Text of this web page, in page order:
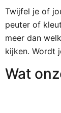
Twijfel je of
peuter of
meer dan
kijken. Wordt
Wat